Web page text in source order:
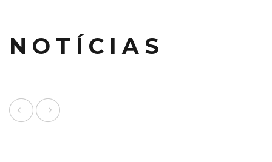
NOTÍCIAS